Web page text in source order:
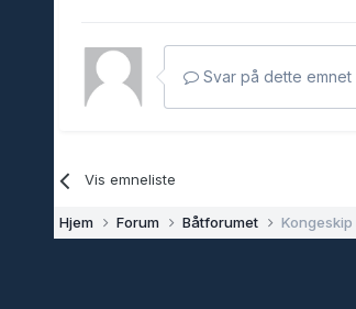
Svar på dette emnet
Vis emneliste
Hjem Forum Båtforumet Kongeskip